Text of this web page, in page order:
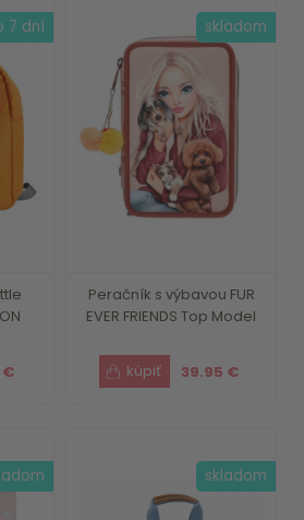
€
7 dní
Peračník s výbavou FUR
EVER FRIENDS Top Model
39.95 €
skladom
skladom